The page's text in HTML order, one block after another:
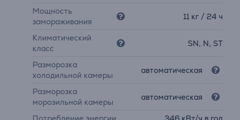
Мощность
замораживания
11 кг / 24 ч
Климатический
класс
SN, N, ST
Разморозка
холодильной камеры
автоматическая
Разморозка
морозильной камеры
автоматическая